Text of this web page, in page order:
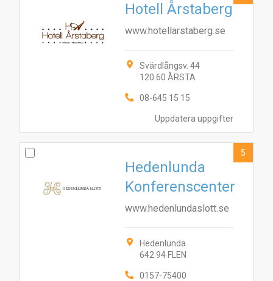
Uppdatera uppgifter
Hotell Årstaberg
www.hotellarstaberg.se
Svärdlångsv. 44
120 60 ÅRSTA
08-645 15 15
Hedenlunda
Konferenscenter
www.hedenlundaslott.se
Hedenlunda
642 94 FLEN
0157-75400
5